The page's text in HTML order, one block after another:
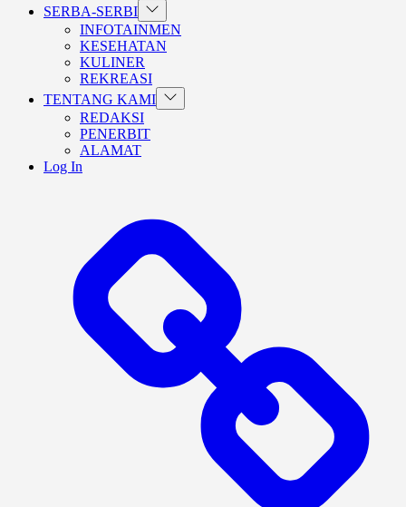
SERBA-SERBI Show
sub
menu
INFOTAINMEN
KESEHATAN
KULINER
REKREASI
TENTANG KAMI Show
sub
REDAKSI
PENERBIT
ALAMAT
Log In